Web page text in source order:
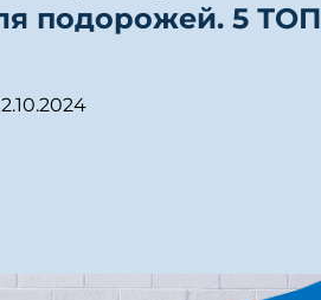
подорожей. 5 ТОП